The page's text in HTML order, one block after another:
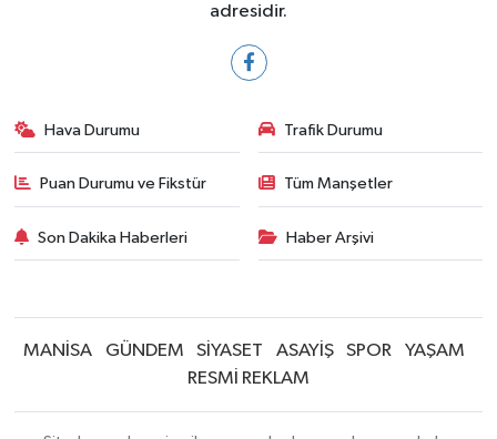
adresidir.
Hava Durumu Trafik Durumu
Puan Durumu ve Fikstür Tüm Manşetler
Son Dakika Haberleri Haber Arşivi
MANİSA GÜNDEM SİYASET ASAYİŞ SPOR
YAŞAM
RESMİ REKLAM